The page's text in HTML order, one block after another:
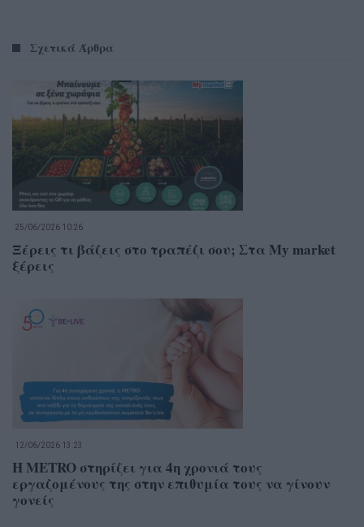
Σχετικά Άρθρα
25/06/2026 10:26
Ξέρεις τι βάζεις στο τραπέζι σου; Στα My market
ξέρεις
12/06/2026 13:23
Η METRO στηρίζει για 4η χρονιά τους
εργαζομένους της στην επιθυμία τους να γίνουν
γονείς